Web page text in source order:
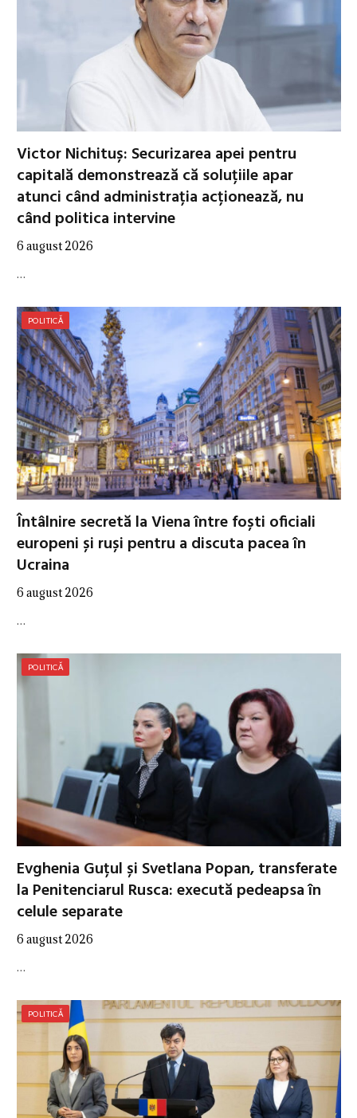
Victor Nichituș: Securizarea apei pentru
capitală demonstrează că soluțiile apar
atunci când administrația acționează, nu
când politica intervine
6 august 2026
…
POLITICĂ
Întâlnire secretă la Viena între foști oficiali
europeni și ruși pentru a discuta pacea în
Ucraina
6 august 2026
…
POLITICĂ
Evghenia Guțul și Svetlana Popan, transferate
la Penitenciarul Rusca: execută pedeapsa în
celule separate
6 august 2026
…
POLITICĂ